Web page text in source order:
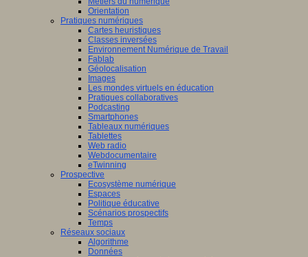
Orientation
Pratiques numériques
Cartes heuristiques
Classes inversées
Environnement Numérique de Travail
Fablab
Géolocalisation
Images
Les mondes virtuels en éducation
Pratiques collaboratives
Podcasting
Smartphones
Tableaux numériques
Tablettes
Web radio
Webdocumentaire
eTwinning
Prospective
Ecosystème numérique
Espaces
Politique éducative
Scénarios prospectifs
Temps
Réseaux sociaux
Algorithme
Données